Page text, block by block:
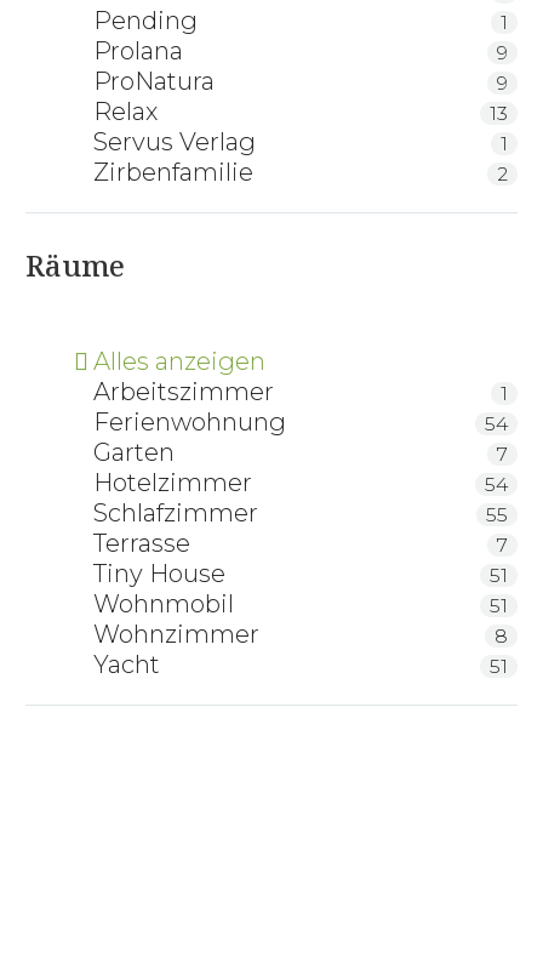
Pending 1
Prolana 9
ProNatura 9
Relax 13
Servus Verlag 1
Zirbenfamilie 2
Räume
Alles anzeigen
Arbeitszimmer
1
Ferienwohnung 54
Garten 7
Hotelzimmer 54
Schlafzimmer 55
Terrasse 7
Tiny House 51
Wohnmobil 51
Wohnzimmer 8
Yacht 51